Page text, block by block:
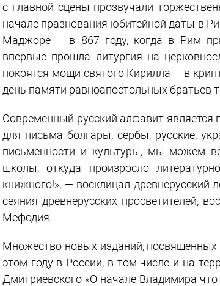
с главной сцены прозвучали
начале празнования юбитейной даты в
Маджоре – в 867 году, когда в Рим
впервые прошла литургия на
покоятся мощи святого Кирилла – в
день памяти равноапостольных братьев
Современный русский алфавит является
для письма болгары, сербы, русские,
письменности и культуры, мы можем
школы, откуда произросло
книжного!», — восклицал
сеяния древнерусских просветителей,
Мефодия.
Множество новых изданий, посвященных
этом году в России, в том числе и на
Дмитриевского «О начале Владимира